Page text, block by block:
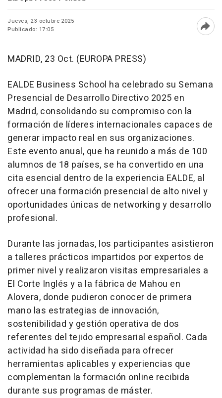
Jueves, 23 octubre 2025
Publicado: 17:05
MADRID, 23 Oct. (EUROPA PRESS)
EALDE Business School ha celebrado su Semana
Presencial de Desarrollo Directivo 2025 en
Madrid, consolidando su compromiso con la
formación de líderes internacionales capaces de
generar impacto real en sus organizaciones.
Este evento anual, que ha reunido a más de 100
alumnos de 18 países, se ha convertido en una
cita esencial dentro de la experiencia EALDE, al
ofrecer una formación presencial de alto nivel y
oportunidades únicas de networking y desarrollo
profesional.
Durante las jornadas, los participantes asistieron
a talleres prácticos impartidos por expertos de
primer nivel y realizaron visitas empresariales a
El Corte Inglés y a la fábrica de Mahou en
Alovera, donde pudieron conocer de primera
mano las estrategias de innovación,
sostenibilidad y gestión operativa de dos
referentes del tejido empresarial español. Cada
actividad ha sido diseñada para ofrecer
herramientas aplicables y experiencias que
complementan la formación online recibida
durante sus programas de máster.